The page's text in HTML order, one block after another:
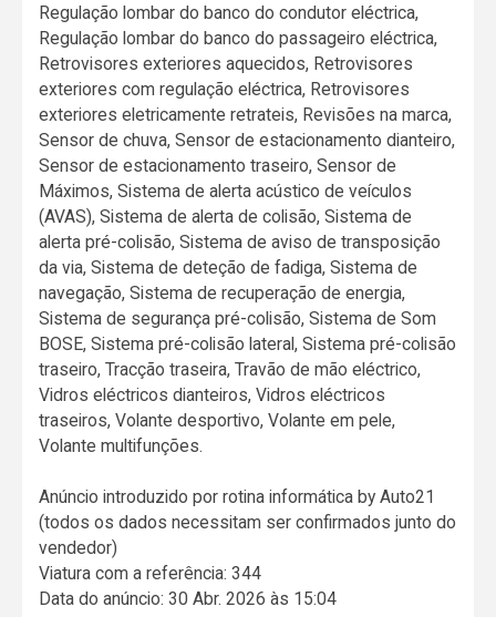
Regulação lombar do banco do condutor eléctrica,
Regulação lombar do banco do passageiro eléctrica,
Retrovisores exteriores aquecidos, Retrovisores
exteriores com regulação eléctrica, Retrovisores
exteriores eletricamente retrateis, Revisões na marca,
Sensor de chuva, Sensor de estacionamento dianteiro,
Sensor de estacionamento traseiro, Sensor de
Máximos, Sistema de alerta acústico de veículos
(AVAS), Sistema de alerta de colisão, Sistema de
alerta pré-colisão, Sistema de aviso de transposição
da via, Sistema de deteção de fadiga, Sistema de
navegação, Sistema de recuperação de energia,
Sistema de segurança pré-colisão, Sistema de Som
BOSE, Sistema pré-colisão lateral, Sistema pré-colisão
traseiro, Tracção traseira, Travão de mão eléctrico,
Vidros eléctricos dianteiros, Vidros eléctricos
traseiros, Volante desportivo, Volante em pele,
Volante multifunções.
Anúncio introduzido por rotina informática by Auto21
(todos os dados necessitam ser confirmados junto do
vendedor)
Viatura com a referência: 344
Data do anúncio: 30 Abr. 2026 às 15:04